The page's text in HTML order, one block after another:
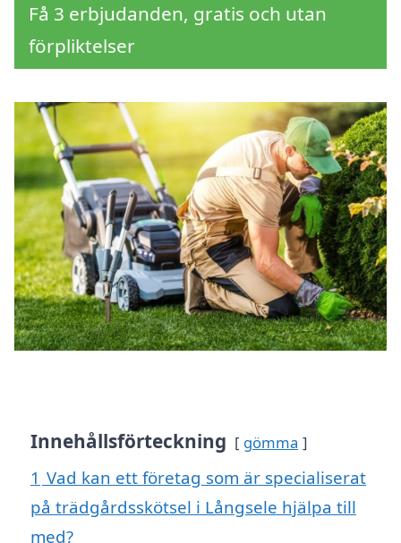
Få 3 erbjudanden, gratis och utan
förpliktelser
Innehållsförteckning gömma
1 Vad kan ett företag som är specialiserat
på trädgårdsskötsel i Långsele hjälpa till
med?